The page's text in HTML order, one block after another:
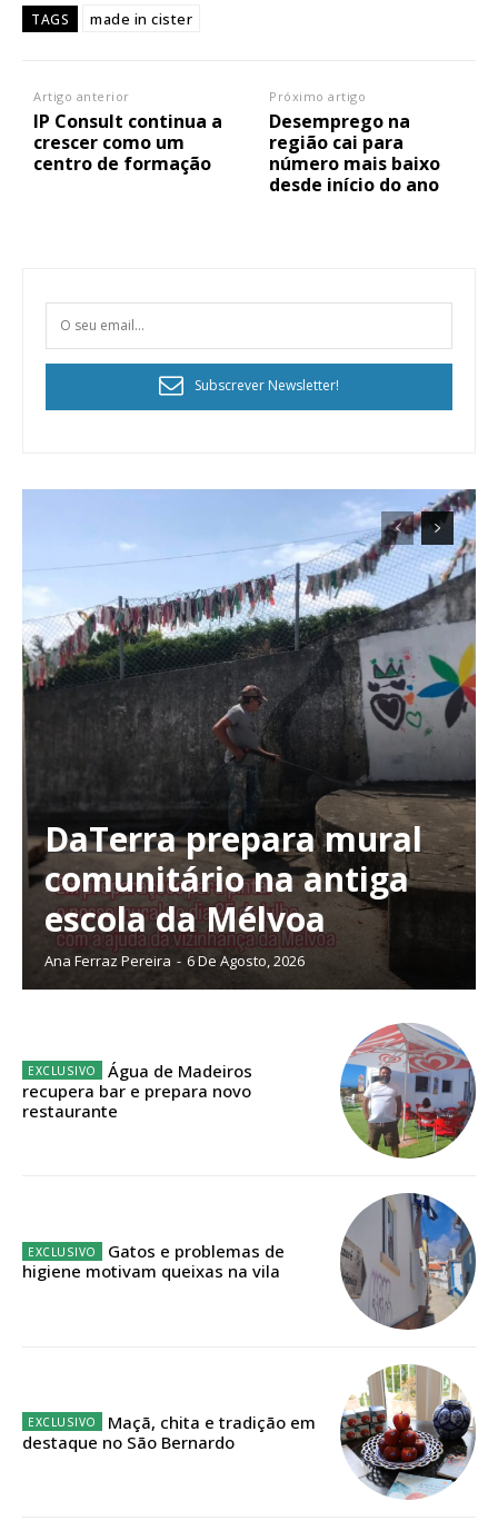
Planos de Assinatura
Faça-se assinante do Região de Cister e ajude-nos a manter este serviço
público!
Sendo assinante terá acesso a todos os conteúdos exclusivos e versões
12 meses
TAGS made in cister
Artigo anterior
IP Consult continua a
crescer como um
centro de formação
Próximo artigo
Desemprego na
região cai para
número mais baixo
desde início do ano
Subscrever Newsletter!
DaTerra prepara mural
comunitário na antiga
escola da Mélvoa
Ana Ferraz Pereira - 6 De Agosto, 2026
Água de Madeiros
recupera bar e prepara novo
restaurante
Gatos e problemas de
higiene motivam queixas na vila
Maçã, chita e tradição em
destaque no São Bernardo